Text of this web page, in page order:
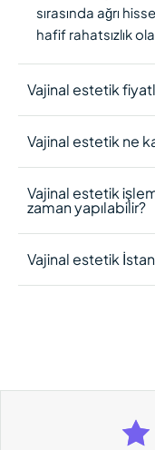
sırasında ağrı
hafif rahatsızlık
Vajinal estetik
Vajinal estetik ne
Vajinal estetik
zaman yapılabilir?
Vajinal estetik